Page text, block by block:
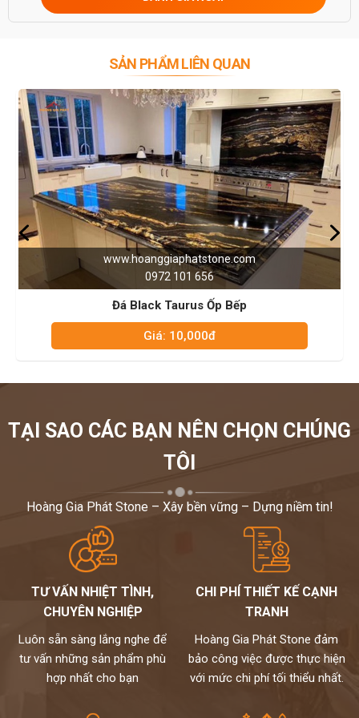
0946916986
SẢN PHẨM LIÊN QUAN
TẠI SAO CÁC BẠN NÊN CHỌN CHÚNG
TÔI
Hoàng Gia Phát Stone – Xây bền vững – Dựng niềm tin!
TƯ VẤN NHIỆT TÌNH,
CHUYÊN NGHIỆP
Luôn sẵn sàng lắng nghe để
tư vấn những sản phẩm phù
hợp nhất cho bạn
CHI PHÍ THIẾT KẾ CẠNH
TRANH
Hoàng Gia Phát Stone đảm
bảo công việc được thực hiện
với mức chi phí tối thiểu nhất.